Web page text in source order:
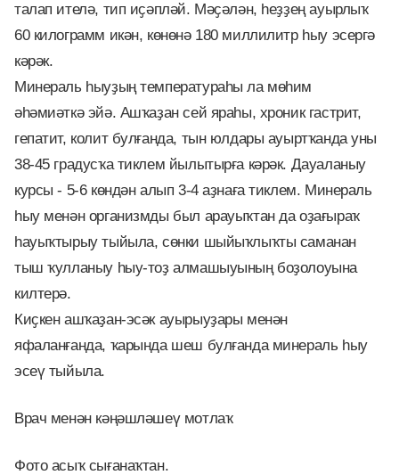
талап ителә, тип иҫәпләй. Мәҫәлән, һеҙҙең ауырлыҡ
60 килограмм икән, көнөнә 180 миллилитр һыу эсергә
кәрәк.
Минераль һыуҙың температураһы ла мөһим
әһәмиәткә эйә. Ашҡаҙан сей яраһы, хроник гастрит,
гепатит, колит булғанда, тын юлдары ауыртҡанда уны
38-45 градусҡа тиклем йылытырға кәрәк. Дауаланыу
курсы - 5-6 көндән алып 3-4 аҙнаға тиклем. Минераль
һыу менән организмды был арауыҡтан да оҙағыраҡ
һауыҡтырыу тыйыла, сөнки шыйыҡлыҡты саманан
тыш ҡулланыу һыу-тоҙ алмашыуының боҙолоуына
килтерә.
Киҫкен ашҡаҙан-эсәк ауырыуҙары менән
яфаланғанда, ҡарында шеш булғанда минераль һыу
эсеү тыйыла.
Врач менән кәңәшләшеү мотлаҡ
Фото асыҡ сығанаҡтан.